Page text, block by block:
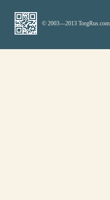
© 2003—2013 TorgRus.com